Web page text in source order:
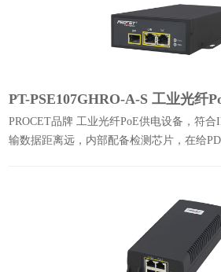
PT-PSE107GHRO-A-S 工业光纤
PROCET品牌 工业光纤PoE供电设备，符
输数据距离远，内部配备检测芯片，在给